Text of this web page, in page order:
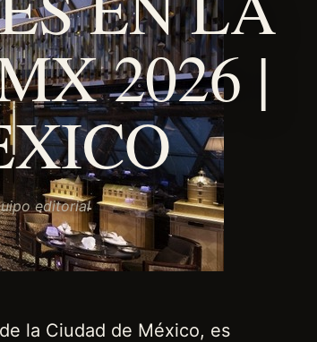
2026 |
editorial
la Ciudad de México, es